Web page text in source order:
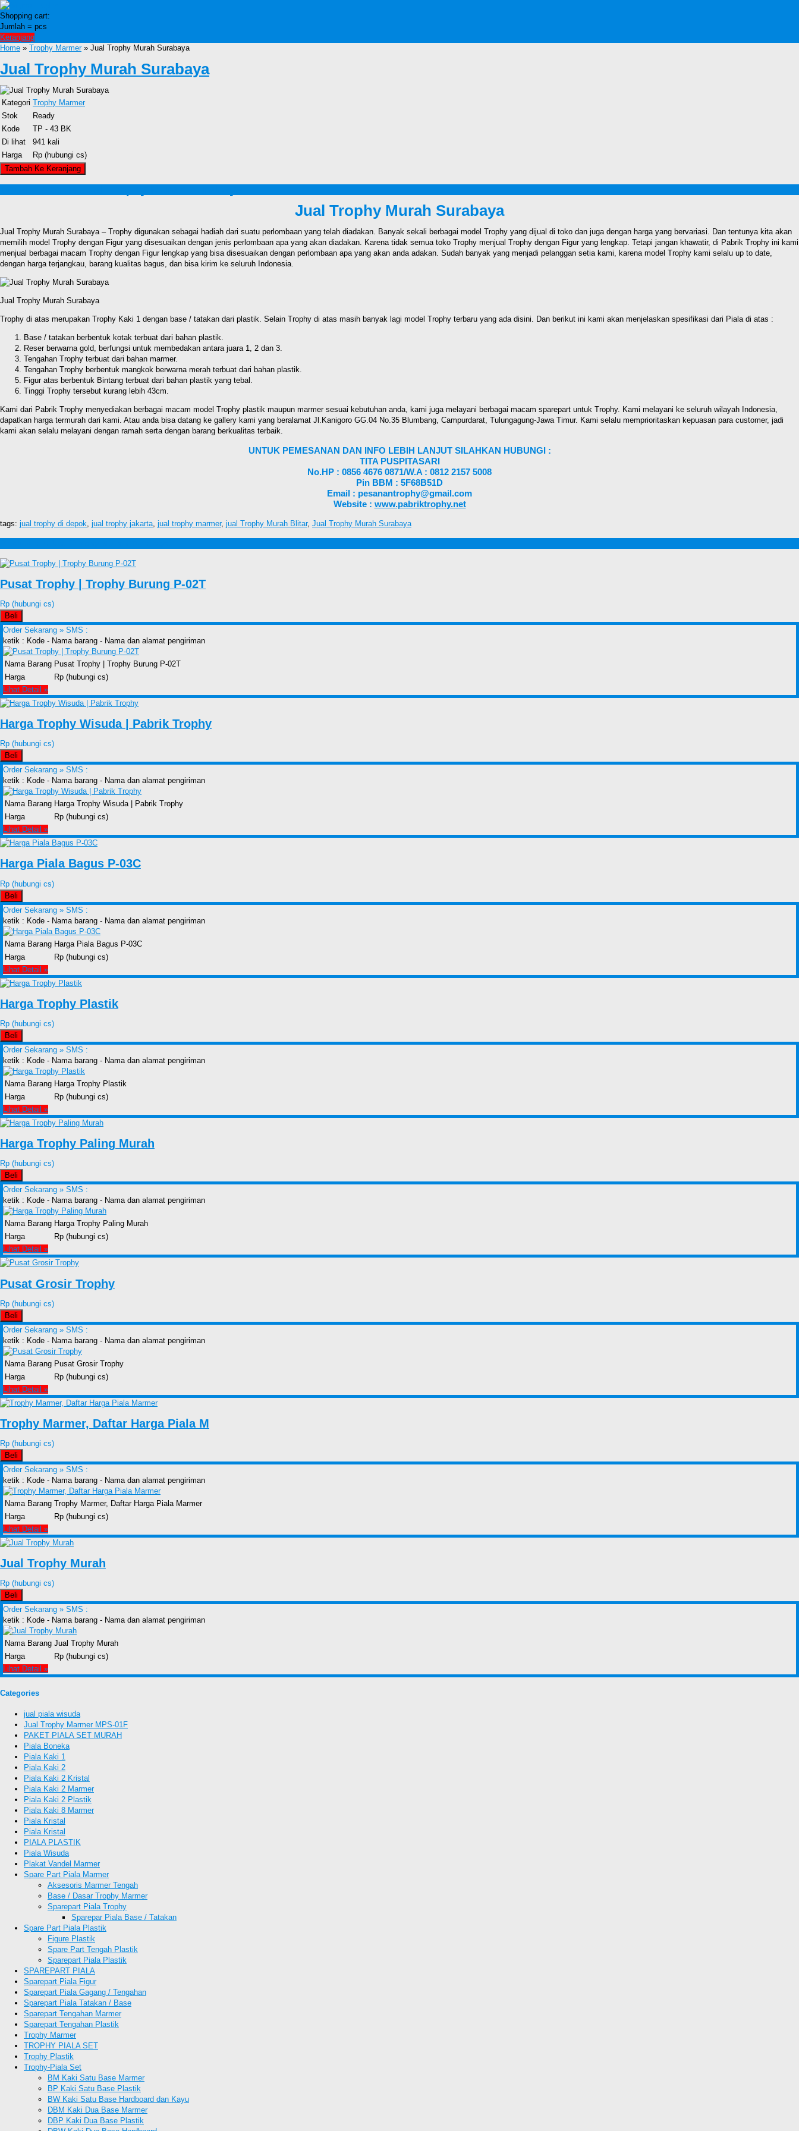
Shopping cart:
Jumlah = pcs
Keranjang
Home » Trophy Marmer» Jual Trophy Murah Surabaya
Jual Trophy Murah Surabaya
Kategori Trophy Marmer
Stok
Ready
Kode
TP - 43 BK
Di lihat
941 kali
Harga
Rp (hubungi cs)
Jual Trophy Murah Surabaya
Jual Trophy Murah Surabaya – Trophy digunakan sebagai hadiah dari suatu perlombaan yang telah diadakan. Banyak sekali berbagai model Trophy yang dijual di toko dan juga dengan harga yang bervariasi. Dan tentunya kita akan
memilih model Trophy dengan Figur yang disesuaikan dengan jenis perlombaan apa yang akan diadakan. Karena tidak semua toko Trophy menjual Trophy dengan Figur yang lengkap. Tetapi jangan khawatir, di Pabrik Trophy ini kami
menjual berbagai macam Trophy dengan Figur lengkap yang bisa disesuaikan dengan perlombaan apa yang akan anda adakan. Sudah banyak yang menjadi pelanggan setia kami, karena model Trophy kami selalu up to date,
dengan harga terjangkau, barang kualitas bagus, dan bisa kirim ke seluruh Indonesia.
Jual Trophy Murah Surabaya
Trophy di atas merupakan Trophy Kaki 1 dengan base / tatakan dari plastik. Selain Trophy di atas masih banyak lagi model Trophy terbaru yang ada disini. Dan berikut ini kami akan menjelaskan spesifikasi dari Piala di atas :
Base / tatakan berbentuk kotak terbuat dari bahan plastik.
Reser berwarna gold, berfungsi untuk membedakan antara juara 1, 2 dan 3.
Tengahan Trophy terbuat dari bahan marmer.
Tengahan Trophy berbentuk mangkok berwarna merah terbuat dari bahan plastik.
Figur atas berbentuk Bintang terbuat dari bahan plastik yang tebal.
Tinggi Trophy tersebut kurang lebih 43cm.
Kami dari Pabrik Trophy menyediakan berbagai macam model Trophy plastik maupun marmer sesuai kebutuhan anda, kami juga melayani berbagai macam sparepart untuk Trophy. Kami melayani ke seluruh wilayah Indonesia,
dapatkan harga termurah dari kami. Atau anda bisa datang ke gallery kami yang beralamat Jl.Kanigoro GG.04 No.35 Blumbang, Campurdarat, Tulungagung-Jawa Timur. Kami selalu memprioritaskan kepuasan para customer, jadi
kami akan selalu melayani dengan ramah serta dengan barang berkualitas terbaik.
UNTUK PEMESANAN DAN INFO LEBIH LANJUT SILAHKAN HUBUNGI :
TITA PUSPITASARI
No.HP : 0856 4676 0871/W.A : 0812 2157 5008
Pin BBM : 5F68B51D
Email : pesanantrophy@gmail.com
Website : www.pabriktrophy.net
tags: jual trophy di depok, jual trophy jakarta, jual trophy marmer, jual Trophy Murah Blitar, Jual Trophy Murah Surabaya
Pusat Trophy | Trophy Burung P-02T
Rp (hubungi cs)
Beli
Order Sekarang » SMS :
ketik : Kode - Nama barang - Nama dan alamat pengiriman
Nama Barang Pusat Trophy | Trophy Burung P-02T
Harga
Rp (hubungi cs)
Lihat Detail »
Harga Trophy Wisuda | Pabrik Trophy
Rp (hubungi cs)
Beli
Order Sekarang » SMS :
ketik : Kode - Nama barang - Nama dan alamat pengiriman
Nama Barang Harga Trophy Wisuda | Pabrik Trophy
Harga
Rp (hubungi cs)
Lihat Detail »
Harga Piala Bagus P-03C
Rp (hubungi cs)
Beli
Order Sekarang » SMS :
ketik : Kode - Nama barang - Nama dan alamat pengiriman
Nama Barang Harga Piala Bagus P-03C
Harga
Rp (hubungi cs)
Lihat Detail »
Harga Trophy Plastik
Rp (hubungi cs)
Beli
Order Sekarang » SMS :
ketik : Kode - Nama barang - Nama dan alamat pengiriman
Nama Barang Harga Trophy Plastik
Harga
Rp (hubungi cs)
Lihat Detail »
Harga Trophy Paling Murah
Rp (hubungi cs)
Beli
Order Sekarang » SMS :
ketik : Kode - Nama barang - Nama dan alamat pengiriman
Nama Barang Harga Trophy Paling Murah
Harga
Rp (hubungi cs)
Lihat Detail »
Pusat Grosir Trophy
Rp (hubungi cs)
Beli
Order Sekarang » SMS :
ketik : Kode - Nama barang - Nama dan alamat pengiriman
Nama Barang Pusat Grosir Trophy
Harga
Rp (hubungi cs)
Lihat Detail »
Trophy Marmer, Daftar Harga Piala M
Rp (hubungi cs)
Beli
Order Sekarang » SMS :
ketik : Kode - Nama barang - Nama dan alamat pengiriman
Nama Barang Trophy Marmer, Daftar Harga Piala Marmer
Harga
Rp (hubungi cs)
Lihat Detail »
Jual Trophy Murah
Rp (hubungi cs)
Beli
Order Sekarang » SMS :
ketik : Kode - Nama barang - Nama dan alamat pengiriman
Nama Barang Jual Trophy Murah
Harga
Rp (hubungi cs)
Lihat Detail »
Categories
jual piala wisuda
Jual Trophy Marmer MPS-01F
PAKET PIALA SET MURAH
Piala Boneka
Piala Kaki 1
Piala Kaki 2
Piala Kaki 2 Kristal
Piala Kaki 2 Marmer
Piala Kaki 2 Plastik
Piala Kaki 8 Marmer
Piala Kristal
Piala Kristal
PIALA PLASTIK
Piala Wisuda
Plakat Vandel Marmer
Spare Part Piala Marmer
Aksesoris Marmer Tengah
Base / Dasar Trophy Marmer
Sparepart Piala Trophy
Sparepar Piala Base / Tatakan
Spare Part Piala Plastik
Figure Plastik
Spare Part Tengah Plastik
Sparepart Piala Plastik
SPAREPART PIALA
Sparepart Piala Figur
Sparepart Piala Gagang / Tengahan
Sparepart Piala Tatakan / Base
Sparepart Tengahan Marmer
Sparepart Tengahan Plastik
Trophy Marmer
TROPHY PIALA SET
Trophy Plastik
Trophy-Piala Set
BM Kaki Satu Base Marmer
BP Kaki Satu Base Plastik
BW Kaki Satu Base Hardboard dan Kayu
DBM Kaki Dua Base Marmer
DBP Kaki Dua Base Plastik